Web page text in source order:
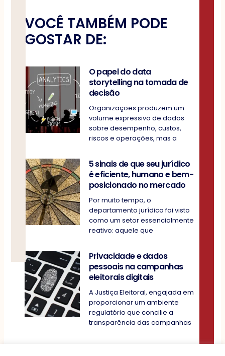
VOCÊ TAMBÉM PODE
GOSTAR DE:
O papel do data
storytelling na tomada de
decisão
Organizações produzem um
volume expressivo de dados
sobre desempenho, custos,
riscos e operações, mas a
5 sinais de que seu jurídico
é eficiente, humano e bem-
posicionado no mercado
Por muito tempo, o
departamento jurídico foi visto
como um setor essencialmente
reativo: aquele que
Privacidade e dados
pessoais na campanhas
eleitorais digitais
A Justiça Eleitoral, engajada em
proporcionar um ambiente
regulatório que concilie a
transparência das campanhas